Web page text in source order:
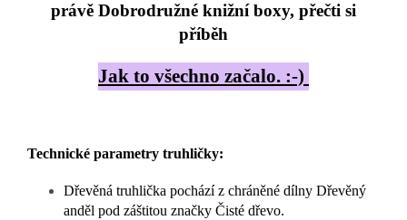
právě Dobrodružné knižní boxy, přečti si
příběh
Jak to všechno začalo. :-)
Technické parametry truhličky:
Dřevěná truhlička pochází z chráněné dílny Dřevěný
anděl pod záštitou značky Čisté dřevo.